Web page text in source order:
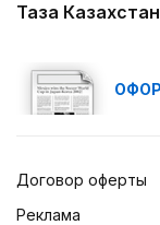
Таза Казахстан
Договор оферты
Реклама